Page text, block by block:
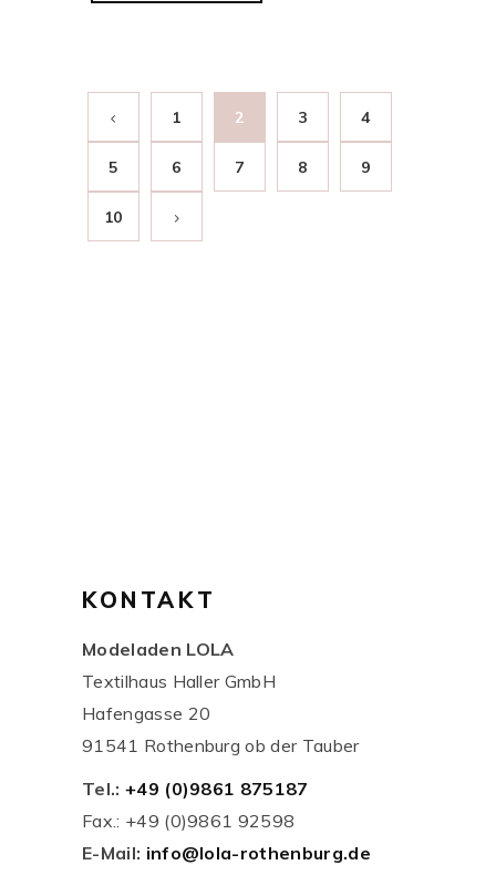
1 2 3 4
5 6 7 8 9
10
KONTAKT
Modeladen LOLA
Textilhaus Haller GmbH
Hafengasse 20
91541 Rothenburg ob der Tauber
Tel.: +49 (0)9861 875187
Fax.: +49 (0)9861 92598
E-Mail: info@lola-rothenburg.de